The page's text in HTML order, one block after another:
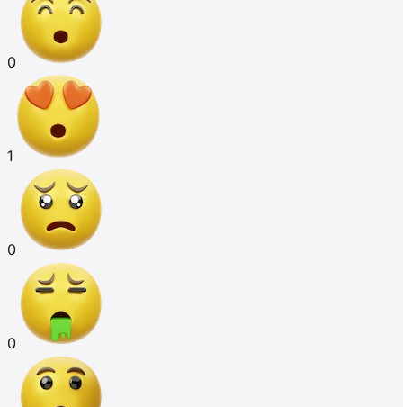
0
1
0
0